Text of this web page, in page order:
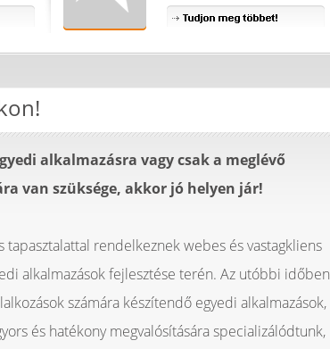
alkalmazásra vagy csak a meglévő
van szüksége, akkor jó helyen jár!
rendelkeznek webes és vastagkliens
alkalmazások fejlesztése terén. Az utóbbi időben
számára készítendő egyedi alkalmazások,
és hatékony megvalósítására specializálódtunk,